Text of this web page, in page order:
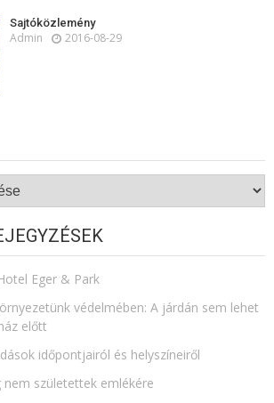
Sajtóközlemény
Admin 2016-08-29
Eger & Park
védelmében: A járdán sem lehet
előtt
időpontjairól és helyszíneiről
nem születettek emlékére​